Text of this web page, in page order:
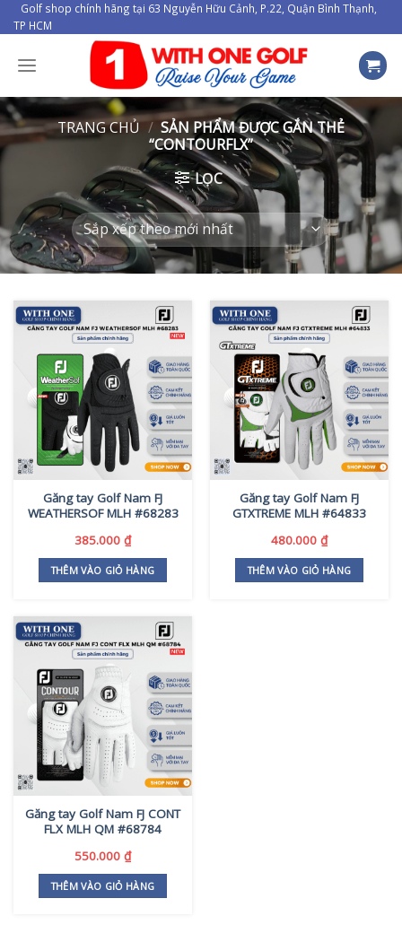
Skip
to
content
Golf shop chính hãng tại 63 Nguyễn Hữu Cảnh, P.22, Quận Bình Thạnh,
TP HCM
TRANG CHỦ / SẢN PHẨM ĐƯỢC GẮN THẺ
“CONTOURFLX”
LỌC
Găng tay Golf Nam FJ
WEATHERSOF MLH #68283
385.000 ₫
THÊM VÀO GIỎ HÀNG
Găng tay Golf Nam FJ
GTXTREME MLH #64833
480.000 ₫
THÊM VÀO GIỎ HÀNG
Găng tay Golf Nam FJ CONT
FLX MLH QM #68784
550.000 ₫
THÊM VÀO GIỎ HÀNG